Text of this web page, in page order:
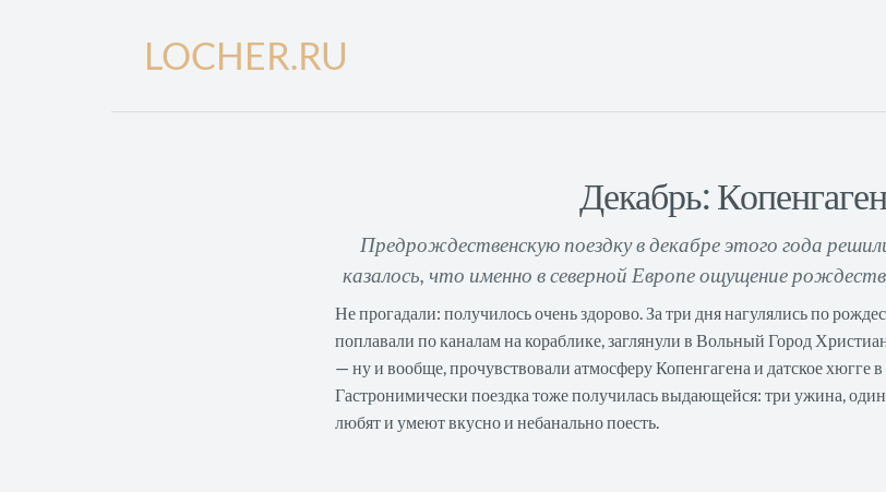
LOCHER.RU
Декабрь: Копенгаген
Предрождественскую поездку в декабре этого года
казалось, что именно в северной Европе ощущение
Не прогадали: получилось очень здорово. За три дня нагулялись по
поплавали по каналам на кораблике, заглянули в Вольный Город
— ну и вообще, прочувствовали атмосферу Копенгагена и датское хюгге
Гастронимически поездка тоже получилась выдающейся: три ужина,
любят и умеют вкусно и небанально поесть.